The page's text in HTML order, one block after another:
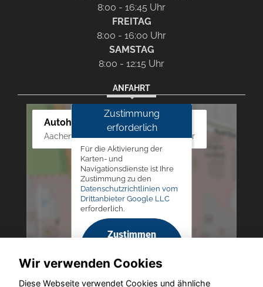
8:00 - 16:45 Uhr
FREITAG
8:00 - 16:00 Uhr
SAMSTAG
8:00 - 12:15 Uhr
ANFAHRT
Autohaus Westphal
Aachener Str. 84 - 88, 52249 Eschweiler
Zustimmung
erforderlich
Für die Aktivierung der
Karten- und
Navigationsdienste ist Ihre
Zustimmung zu den
Datenschutzrichtlinien vom
Drittanbieter Google LLC
erforderlich.
Zustimmen
aktivieren
Wir verwenden Cookies
Diese Webseite verwendet Cookies und ähnliche